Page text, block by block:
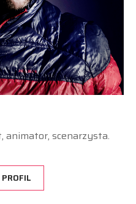
animator, scenarzysta.